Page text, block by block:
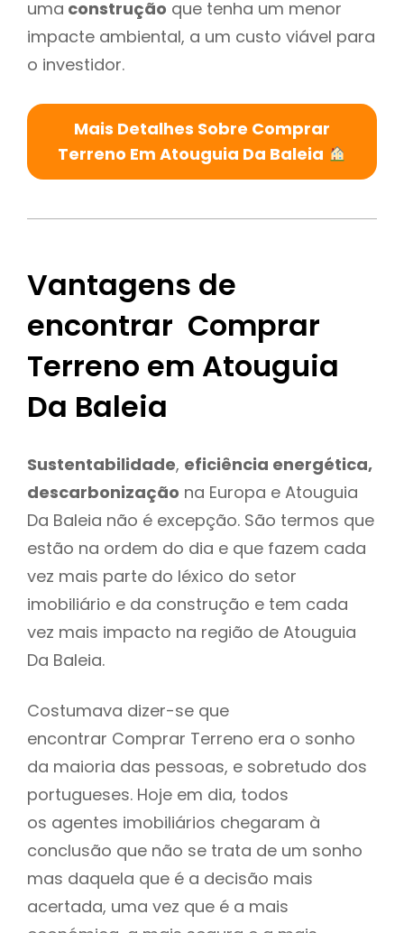
uma construção que tenha um menor
impacte ambiental, a um custo viável para
o investidor.
Mais Detalhes Sobre Comprar
Terreno Em Atouguia Da Baleia
Vantagens de
encontrar Comprar
Terreno em Atouguia
Da Baleia
Sustentabilidade, eficiência energética,
descarbonização na Europa e Atouguia
Da Baleia não é excepção. São termos que
estão na ordem do dia e que fazem cada
vez mais parte do léxico do setor
imobiliário e da construção e tem cada
vez mais impacto na região de Atouguia
Da Baleia.
Costumava dizer-se que
encontrar Comprar Terreno era o sonho
da maioria das pessoas, e sobretudo dos
portugueses. Hoje em dia, todos
os agentes imobiliários chegaram à
conclusão que não se trata de um sonho
mas daquela que é a decisão mais
acertada, uma vez que é a mais